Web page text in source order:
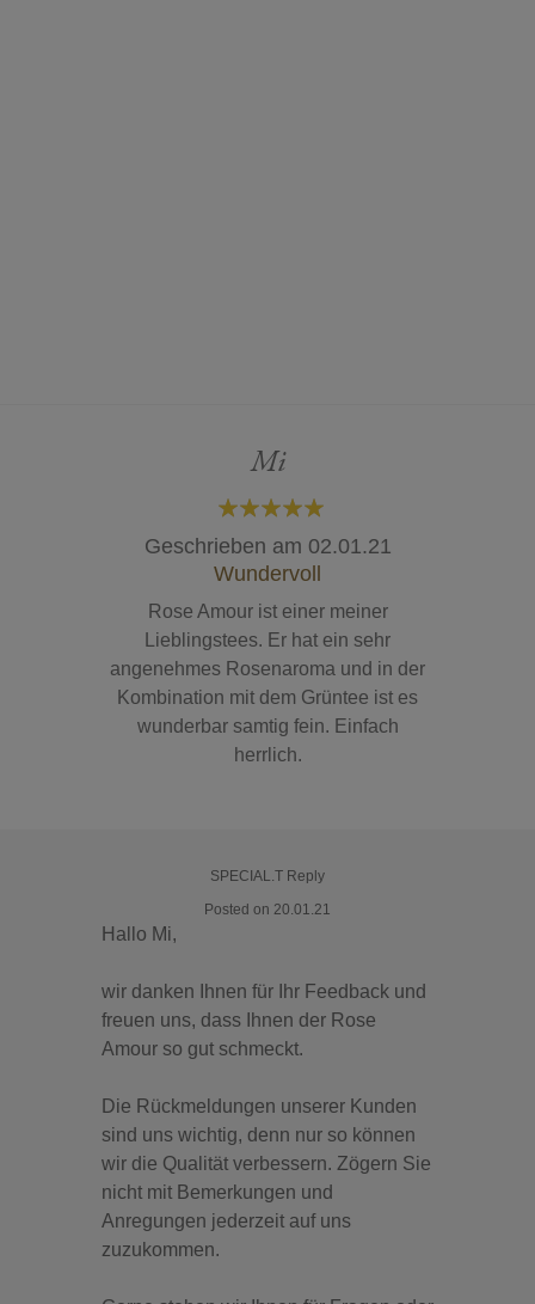
Mi
Geschrieben am 02.01.21
Wundervoll
Rose Amour ist einer meiner
Lieblingstees. Er hat ein sehr
angenehmes Rosenaroma und in der
Kombination mit dem Grüntee ist es
wunderbar samtig fein. Einfach
herrlich.
SPECIAL.T Reply
Posted on 20.01.21
Hallo Mi,
wir danken Ihnen für Ihr Feedback und
freuen uns, dass Ihnen der Rose
Amour so gut schmeckt.
Die Rückmeldungen unserer Kunden
sind uns wichtig, denn nur so können
wir die Qualität verbessern. Zögern Sie
nicht mit Bemerkungen und
Anregungen jederzeit auf uns
zuzukommen.